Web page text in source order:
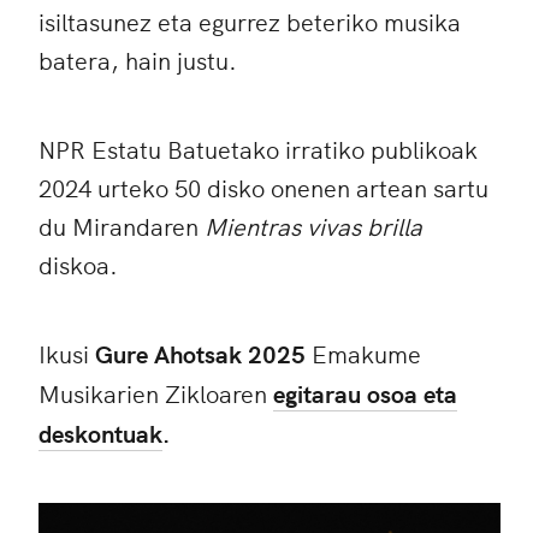
isiltasunez eta egurrez beteriko musika
batera, hain justu.
NPR Estatu Batuetako irratiko publikoak
2024 urteko 50 disko onenen artean sartu
du Mirandaren Mientras vivas brilla
diskoa.
Ikusi Gure Ahotsak 2025 Emakume
Musikarien Zikloaren egitarau osoa eta
deskontuak.